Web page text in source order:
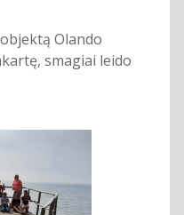
Olando
smagiai leido